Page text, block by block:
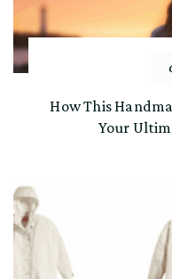
How This
Your